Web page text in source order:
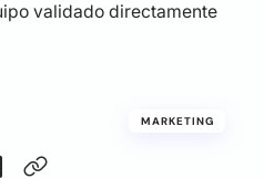
validado directamente
MARKETING